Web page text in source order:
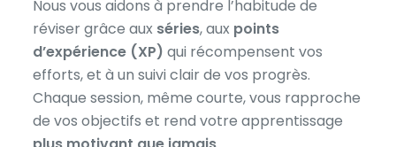
Nous vous aidons à prendre l’habitude de
réviser grâce aux séries, aux points
d’expérience (XP) qui récompensent vos
efforts, et à un suivi clair de vos progrès.
Chaque session, même courte, vous rapproche
de vos objectifs et rend votre apprentissage